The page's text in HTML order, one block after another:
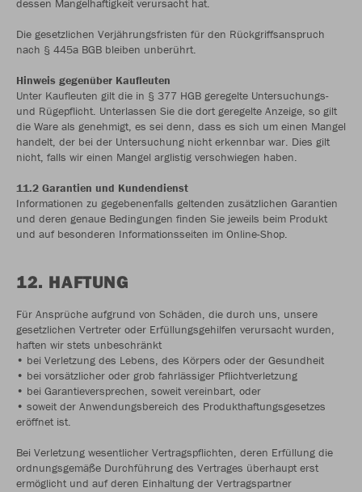
dessen Mangelhaftigkeit verursacht hat.
Die gesetzlichen Verjährungsfristen für den Rückgriffsanspruch
nach § 445a BGB bleiben unberührt.
Hinweis gegenüber Kaufleuten
Unter Kaufleuten gilt die in § 377 HGB geregelte Untersuchungs-
und Rügepflicht. Unterlassen Sie die dort geregelte Anzeige, so gilt
die Ware als genehmigt, es sei denn, dass es sich um einen Mangel
handelt, der bei der Untersuchung nicht erkennbar war. Dies gilt
nicht, falls wir einen Mangel arglistig verschwiegen haben.
11.2 Garantien und Kundendienst
Informationen zu gegebenenfalls geltenden zusätzlichen Garantien
und deren genaue Bedingungen finden Sie jeweils beim Produkt
und auf besonderen Informationsseiten im Online-Shop.
12. HAFTUNG
Für Ansprüche aufgrund von Schäden, die durch uns, unsere
gesetzlichen Vertreter oder Erfüllungsgehilfen verursacht wurden,
haften wir stets unbeschränkt
• bei Verletzung des Lebens, des Körpers oder der Gesundheit
• bei vorsätzlicher oder grob fahrlässiger Pflichtverletzung
• bei Garantieversprechen, soweit vereinbart, oder
• soweit der Anwendungsbereich des Produkthaftungsgesetzes
eröffnet ist.
Bei Verletzung wesentlicher Vertragspflichten, deren Erfüllung die
ordnungsgemäße Durchführung des Vertrages überhaupt erst
ermöglicht und auf deren Einhaltung der Vertragspartner